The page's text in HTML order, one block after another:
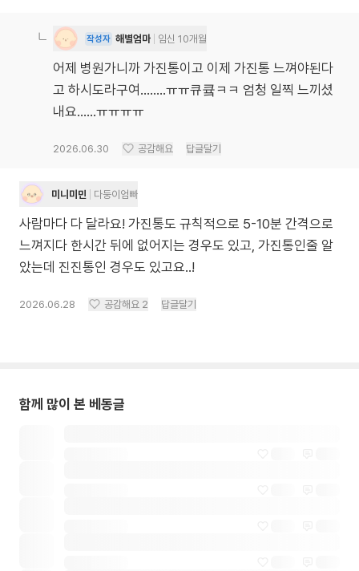
작성자 해별엄마 임신 10개월
어제 병원가니까 가진통이고 이제 가진통 느껴야된다
고 하시도라구여........ㅠㅠ큐큨ㅋㅋ 엄청 일찍 느끼셨
내요......ㅠㅠㅠㅠ
2026.06.30 공감해요 답글달기
미니미민 다둥이엄빠
사람마다 다 달라요! 가진통도 규칙적으로 5-10분 간격으로
느껴지다 한시간 뒤에 없어지는 경우도 있고, 가진통인줄 알
았는데 진진통인 경우도 있고요..!
2026.06.28 공감해요 2 답글달기
함께 많이 본 베동글